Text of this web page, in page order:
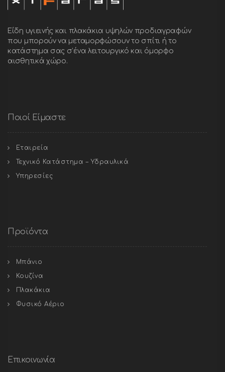
Είδη υγιεινής και πλακάκια υψηλών προδιαγραφών
που μπορούν να μεταμορφώσουν το σπίτι ή το
κατάστημα σας σ’ένα λειτουργικό και όμορφο
αισθητικά χώρο.
Ποιοί Είμαστε
Εταιρεία
Τεχνικό Κατάστημα – Υδραυλικά
Υπηρεσίες
Προϊόντα
Μπάνιο
Κουζίνα
Πλακάκια
Φυσικό Αέριο
Επικοινωνία